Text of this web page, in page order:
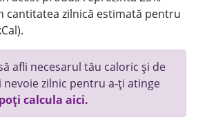
cantitatea zilnică estimată pentru
afli necesarul tău caloric și de
nevoie zilnic pentru a-ți atinge
calcula aici.